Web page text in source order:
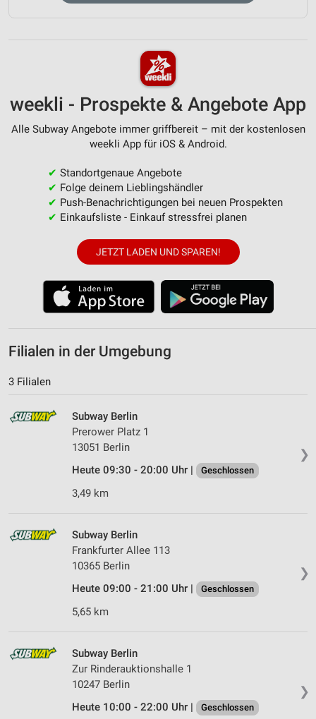
weekli - Prospekte & Angebote App
Alle Subway Angebote immer griffbereit – mit der kostenlosen
weekli App für iOS & Android.
✔ Standortgenaue Angebote
✔ Folge deinem Lieblingshändler
✔ Push-Benachrichtigungen bei neuen Prospekten
✔ Einkaufsliste - Einkauf stressfrei planen
JETZT LADEN UND SPAREN!
Filialen in der Umgebung
3 Filialen
❯
Subway Berlin
Prerower Platz 1
13051 Berlin
Heute 09:30 - 20:00 Uhr |
Geschlossen
3,49 km
❯
Subway Berlin
Frankfurter Allee 113
10365 Berlin
Heute 09:00 - 21:00 Uhr |
Geschlossen
5,65 km
❯
Subway Berlin
Zur Rinderauktionshalle 1
10247 Berlin
Heute 10:00 - 22:00 Uhr |
Geschlossen